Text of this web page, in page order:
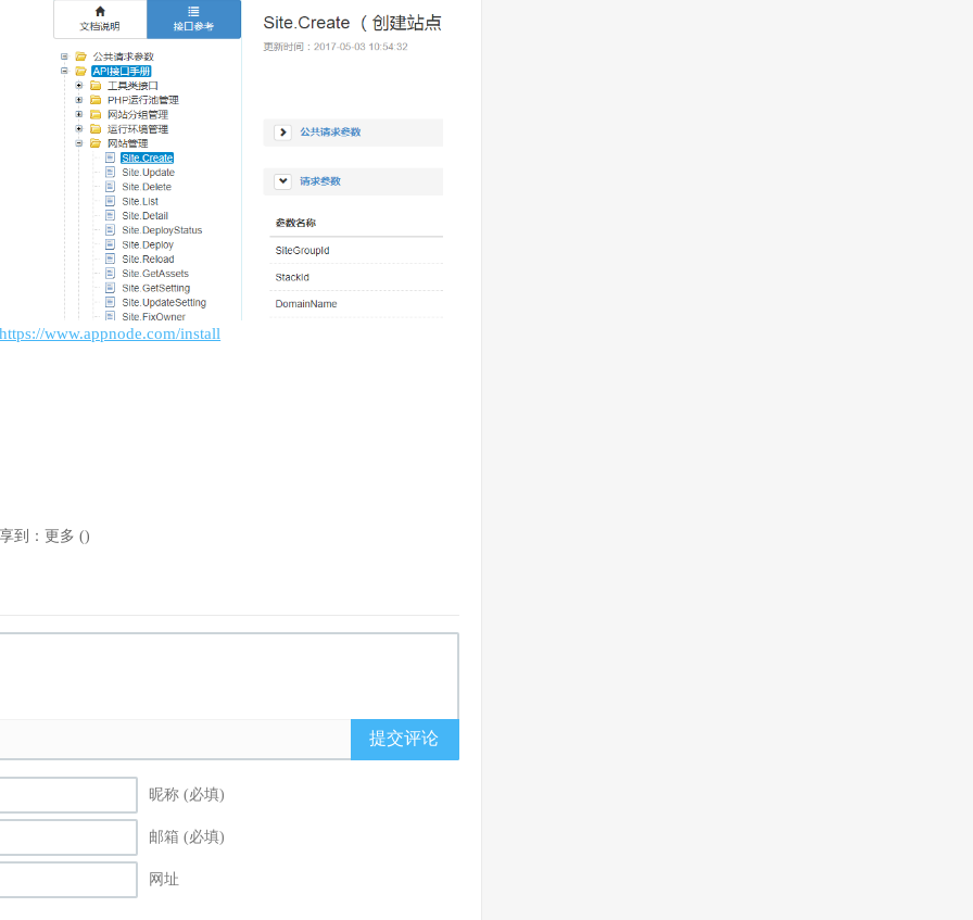
https://www.appnode.com/install
到： 更多 ()
提交评论
昵称 (必填)
邮箱 (必填)
网址